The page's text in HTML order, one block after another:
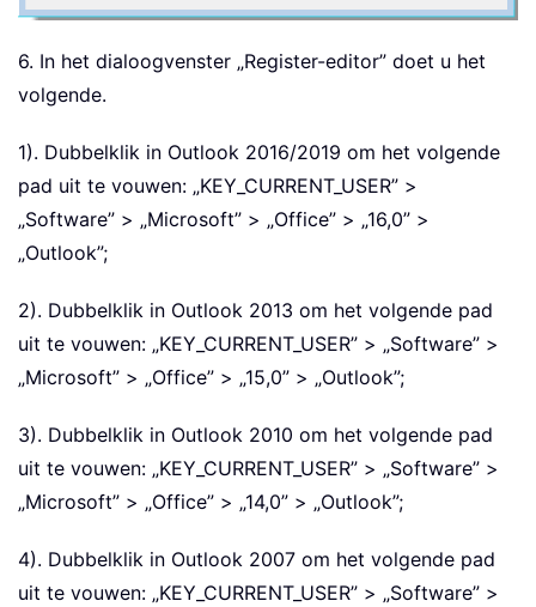
6. In het dialoogvenster „Register-editor” doet u het
volgende.
1). Dubbelklik in Outlook 2016/2019 om het volgende
pad uit te vouwen: „KEY_CURRENT_USER” >
„Software” > „Microsoft” > „Office” > „16,0” >
„Outlook”;
2). Dubbelklik in Outlook 2013 om het volgende pad
uit te vouwen: „KEY_CURRENT_USER” > „Software” >
„Microsoft” > „Office” > „15,0” > „Outlook”;
3). Dubbelklik in Outlook 2010 om het volgende pad
uit te vouwen: „KEY_CURRENT_USER” > „Software” >
„Microsoft” > „Office” > „14,0” > „Outlook”;
4). Dubbelklik in Outlook 2007 om het volgende pad
uit te vouwen: „KEY_CURRENT_USER” > „Software” >